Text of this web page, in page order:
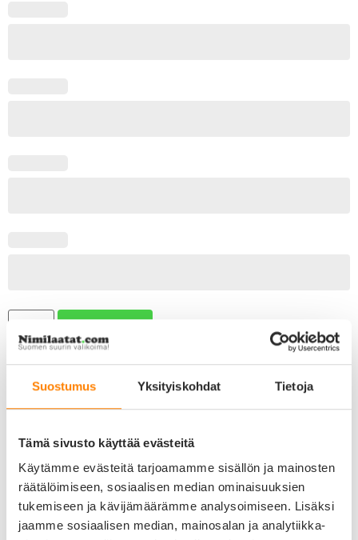
Suostumus Yksityiskohdat Tietoja
Tämä sivusto käyttää evästeitä
Käytämme evästeitä tarjoamamme sisällön ja mainosten
räätälöimiseen, sosiaalisen median ominaisuuksien
tukemiseen ja kävijämäärämme analysoimiseen. Lisäksi
jaamme sosiaalisen median, mainosalan ja analytiikka-
Väri ja design: kullattu pieni ympyrä
Materiaali: messinki, pinnassa 24k kultaus
Koko: 2,2 x 2,2 cm
Paksuus: 1 mm
Paino: n. 5 grammaa
Kaiverrus
Mahdollista kaivertaa etu- ja taustapuolelle